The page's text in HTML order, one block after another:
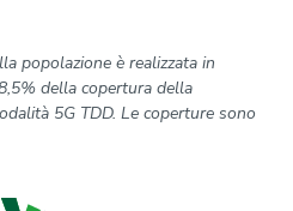
popolazione è realizzata in
della copertura della
5G TDD. Le coperture sono